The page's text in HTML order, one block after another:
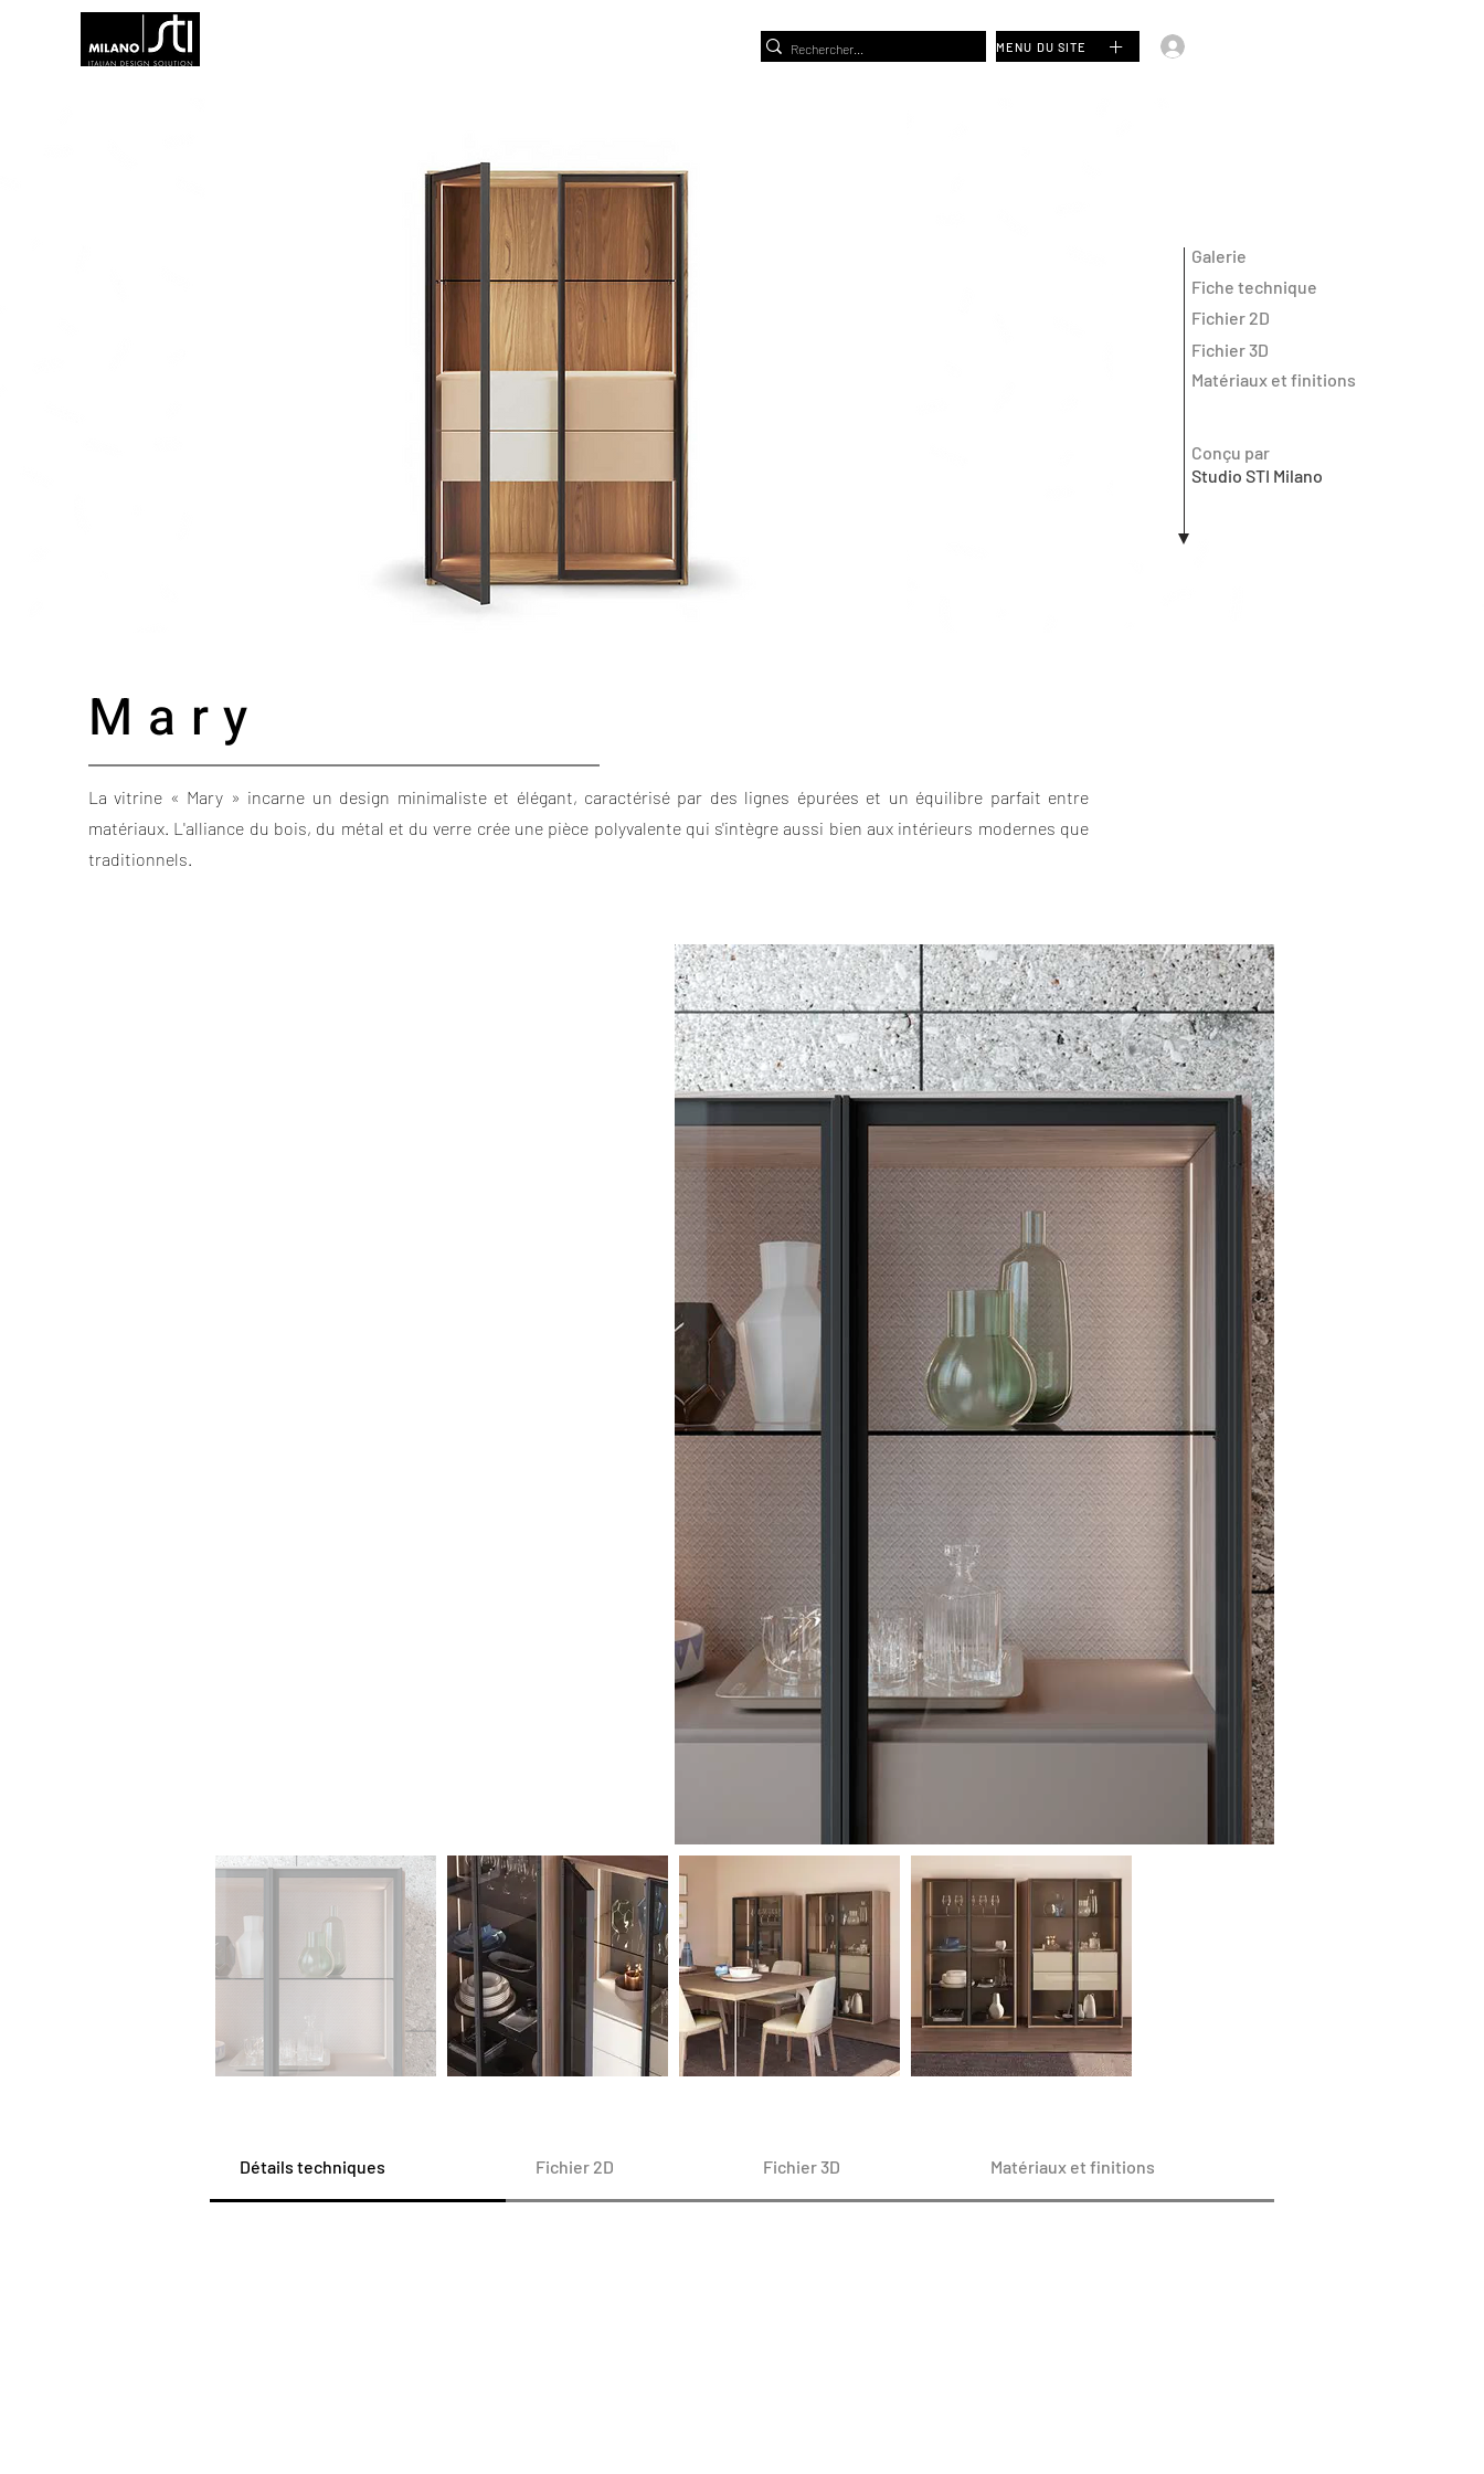
MENU DU SITE
Galerie
Fiche technique
Fichier 2D
Fichier 3D
Matériaux et finitions
Conçu par
Studio STI Milano
Mary
La vitrine « Mary » incarne un design minimaliste et élégant, caractérisé par des lignes épurées et un équilibre parfait entre
matériaux. L'alliance du bois, du métal et du verre crée une pièce polyvalente qui s'intègre aussi bien aux intérieurs modernes que
traditionnels.
Détails techniques Fichier 2D Fichier 3D Matériaux et finitions